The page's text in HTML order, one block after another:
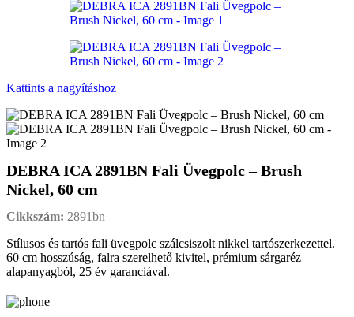
Kattints a nagyításhoz
DEBRA ICA 2891BN Fali Üvegpolc – Brush
Nickel, 60 cm
Cikkszám: 2891bn
Stílusos és tartós fali üvegpolc szálcsiszolt nikkel tartószerkezettel.
60 cm hosszúság, falra szerelhető kivitel, prémium sárgaréz
alapanyagból, 25 év garanciával.